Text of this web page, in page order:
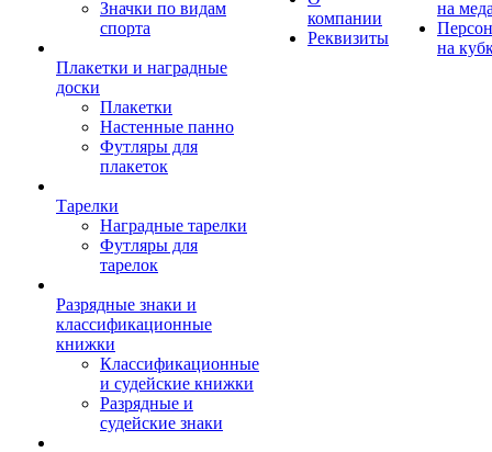
Значки по видам
спорта
Плакетки и наградные
доски
Плакетки
Настенные панно
Футляры для
плакеток
Тарелки
Наградные тарелки
Футляры для
тарелок
Разрядные знаки и
классификационные
книжки
Классификационные
и судейские книжки
Разрядные и
судейские знаки
компании
Реквизиты
на
на